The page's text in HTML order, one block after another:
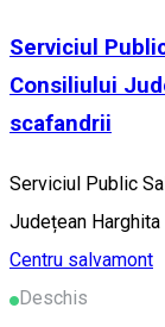
Serviciul
Consiliului
scafandrii
Serviciul Public
Județean
Centru salvamont
Deschis